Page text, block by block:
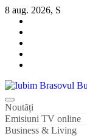
Sari
conținut
8 aug. 2026, S
Iubim Brasovul
Din pasiune și
Noutăți
Emisiuni TV online
Business & Living